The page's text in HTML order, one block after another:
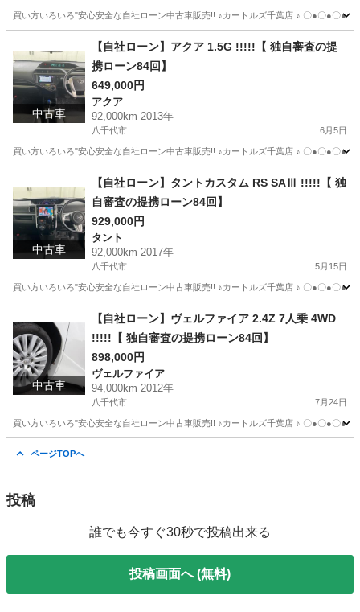
買い方いろいろ"安心安全な自社ローン中古車販売!! ♪カートルズ千葉店 ♪ 〇●〇●〇
ハイゼット カートルズ
中古車
【自社ローン】アクア 1.5G !!!!!【 独自審査の提
携ローン84回】
649,000円
アクア
92,000km 2013年
八千代市 6月5日
買い方いろいろ"安心安全な自社ローン中古車販売!! ♪カートルズ千葉店 ♪ 〇●〇●〇
アクア カートルズ
中古車
【自社ローン】タントカスタム RS SAⅢ !!!!!【 独
自審査の提携ローン84回】
929,000円
タント
92,000km 2017年
八千代市 5月15日
買い方いろいろ"安心安全な自社ローン中古車販売!! ♪カートルズ千葉店 ♪ 〇●〇●〇
タント カートルズ
中古車
【自社ローン】ヴェルファイア 2.4Z 7人乗 4WD
!!!!!【 独自審査の提携ローン84回】
898,000円
ヴェルファイア
94,000km 2012年
八千代市 7月24日
買い方いろいろ"安心安全な自社ローン中古車販売!! ♪カートルズ千葉店 ♪ 〇●〇●〇
ページTOPへ
投稿
誰でも今すぐ30秒で投稿出来る
投稿画面へ (無料)